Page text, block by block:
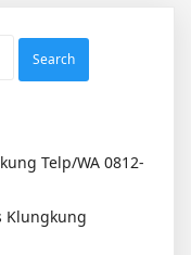
Telp/WA 0812-
Klungkung